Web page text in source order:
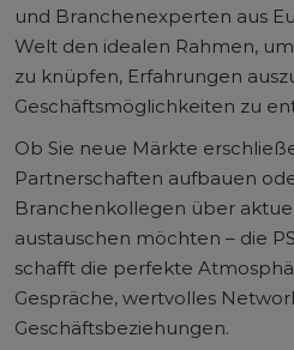
und Branchenexperten aus
Welt den idealen Rahmen,
zu knüpfen, Erfahrungen
Geschäftsmöglichkeiten zu
Ob Sie neue Märkte
Partnerschaften aufbauen
Branchenkollegen über
austauschen möchten – die
schafft die perfekte
Gespräche, wertvolles
Geschäftsbeziehungen.